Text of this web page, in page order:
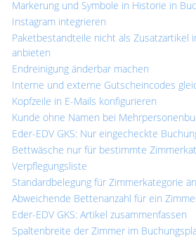
Markerung und Symbole in Historie in
Instagram integrieren
Paketbestandteile nicht als Zusatzartikel
anbieten
Endreinigung änderbar machen
Interne und externe Gutscheincodes
Kopfzeile in E-Mails konfigurieren
Kunde ohne Namen bei
Eder-EDV GKS: Nur eingecheckte
Bettwäsche nur für bestimmte
Verpflegungsliste
Standardbelegung für Zimmerkategorie
Abweichende Bettenanzahl für ein
Eder-EDV GKS: Artikel zusammenfassen
Spaltenbreite der Zimmer im